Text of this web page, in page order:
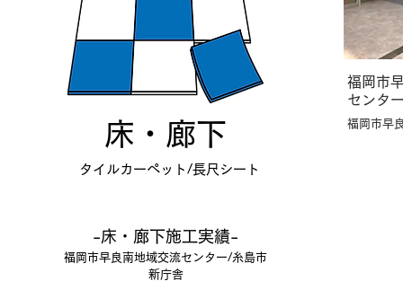
​床・廊下
タイルカーペット/長尺シート
-床・廊下施工実績-
福岡市早良南地域交流センター/糸島市
新庁舎
福岡市
センタ
福岡市早